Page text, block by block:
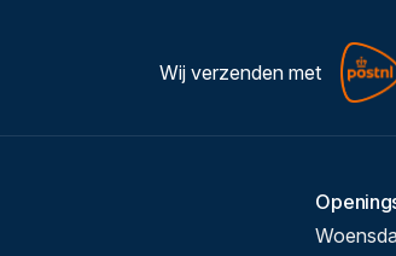
Wij verzenden met